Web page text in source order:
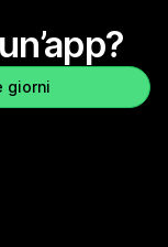
giorni